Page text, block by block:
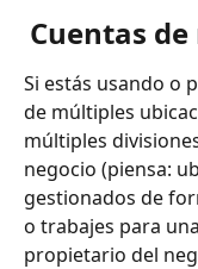
Cuentas
Si estás usando o
de múltiples
múltiples
negocio (piensa:
gestionados de
o trabajes para
propietario del